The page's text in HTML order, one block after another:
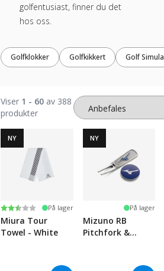
golfentusiast, finner du det
hos oss.
Golfklokker Golfkikkert Golf
Viser 1 - 60 av 388
produkter
NY
Karakter:
2.5 av 5 mulige
På lager
Miura Tour
Towel - White
NY
På lager
Mizuno RB
Pitchfork &